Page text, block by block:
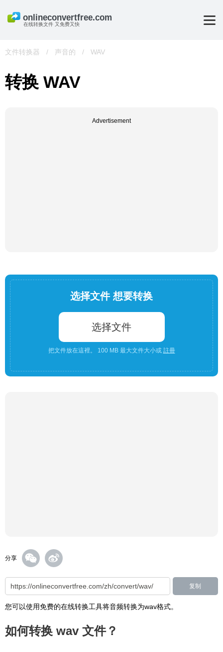
在线转换文件 又免费又快
文件转换器 / 声音的 / WAV
转换 WAV
Advertisement
选择文件 想要转换
选择文件
把文件放在這裡。 100 MB 最大文件大小或 註冊
分享
复制
您可以使用免费的在线转换工具将音频转换为wav格式。
如何转换 wav 文件？